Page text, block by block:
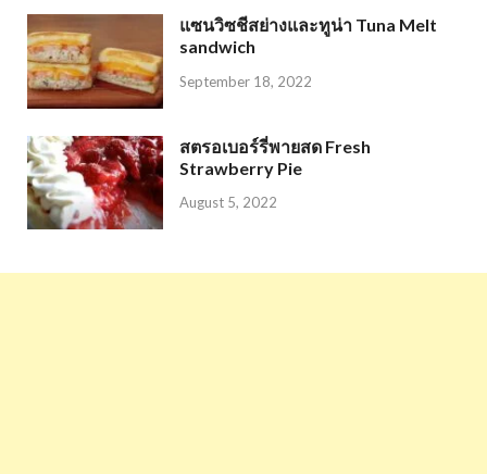
แซนวิซชีสย่างและทูน่า Tuna Melt
sandwich
September 18, 2022
สตรอเบอร์รี่พายสด Fresh
Strawberry Pie
August 5, 2022